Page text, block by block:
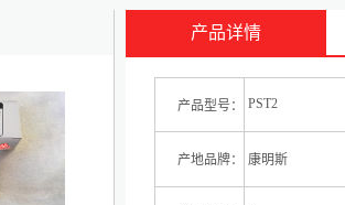
产品详情
产品型号： PST2
产地品牌： 康明斯